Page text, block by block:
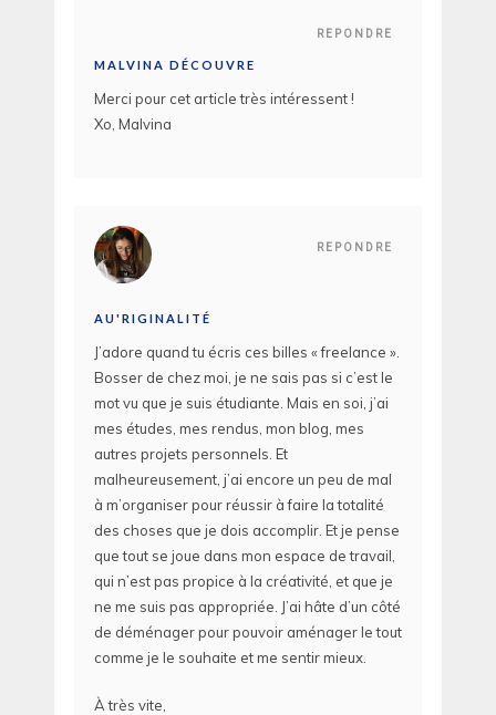
REPONDRE
MALVINA DÉCOUVRE
Merci pour cet article très intéressent !
Xo, Malvina
REPONDRE
AU'RIGINALITÉ
J’adore quand tu écris ces billes « freelance ».
Bosser de chez moi, je ne sais pas si c’est le
mot vu que je suis étudiante. Mais en soi, j’ai
mes études, mes rendus, mon blog, mes
autres projets personnels. Et
malheureusement, j’ai encore un peu de mal
à m’organiser pour réussir à faire la totalité
des choses que je dois accomplir. Et je pense
que tout se joue dans mon espace de travail,
qui n’est pas propice à la créativité, et que je
ne me suis pas appropriée. J’ai hâte d’un côté
de déménager pour pouvoir aménager le tout
comme je le souhaite et me sentir mieux.
À très vite,